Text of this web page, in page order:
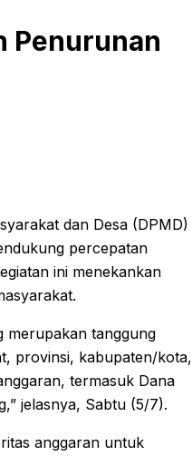
Penurunan
dan Desa (DPMD)
percepatan
ini menekankan
merupakan tanggung
provinsi, kabupaten/kota,
termasuk Dana
jelasnya, Sabtu (5/7).
anggaran untuk